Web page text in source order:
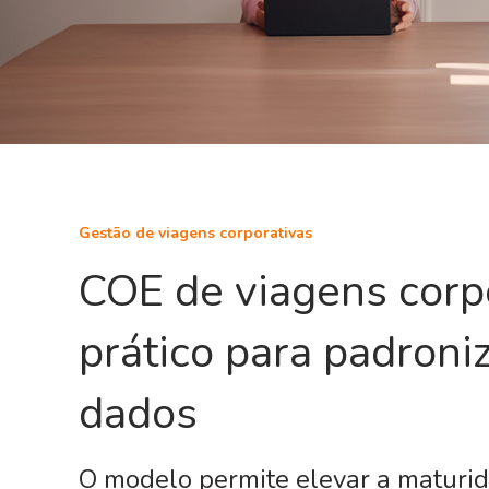
Gestão de viagens corporativas
COE de viagens
prático para
dados
O modelo permite elevar a